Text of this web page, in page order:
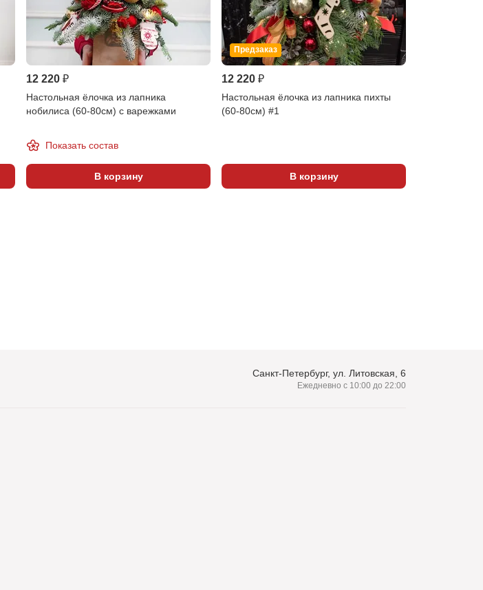
12 220 ₽
Настольная ёлочка из лапника
нобилиса (60-80см) с варежками
Показать состав
В корзину
Предзаказ
12 220 ₽
Настольная ёлочка из лапника пихты
(60-80см) #1
В корзину
Санкт-Петербург, ул. Литовская, 6
Ежедневно с 10:00 до 22:00